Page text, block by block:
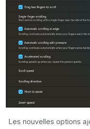
Les nouvelles options